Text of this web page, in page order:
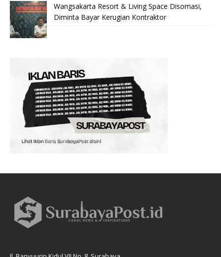
Wangsakarta Resort & Living Space Disomasi,
Diminta Bayar Kerugian Kontraktor